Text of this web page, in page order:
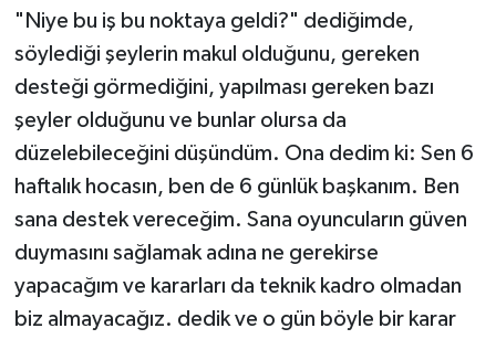
"Niye bu iş bu noktaya geldi?" dediğimde,
söylediği şeylerin makul olduğunu, gereken
desteği görmediğini, yapılması gereken bazı
şeyler olduğunu ve bunlar olursa da
düzelebileceğini düşündüm. Ona dedim ki: Sen 6
haftalık hocasın, ben de 6 günlük başkanım. Ben
sana destek vereceğim. Sana oyuncuların güven
duymasını sağlamak adına ne gerekirse
yapacağım ve kararları da teknik kadro olmadan
biz almayacağız. dedik ve o gün böyle bir karar